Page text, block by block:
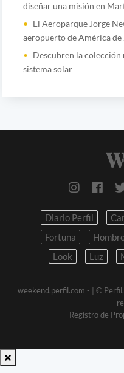
diseñar una misión en
El Aeroparque Jorge
aeropuerto de América de
Descubren la colección
sistema solar
Diario Perfil
Fortuna
Hombre
Look
Luz
weekend.perfil.com -
| ©
Registro de